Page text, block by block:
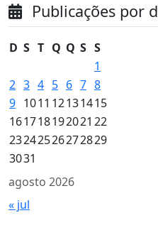
Publicações por
agosto 2026
D S T Q Q S S
1
2 3 4 5 6 7 8
9 1011 12131415
161718192021 22
23242526272829
3031
« jul